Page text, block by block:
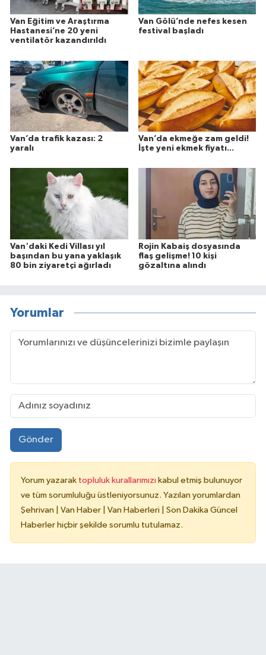
Van Eğitim ve Araştırma
Hastanesi’ne 20 yeni
ventilatör kazandırıldı
Van Gölü’nde nefes kesen
festival başladı
Van’da trafik kazası: 2
yaralı
Van’da ekmeğe zam geldi!
İşte yeni ekmek fiyatı...
Van'daki Kedi Villası yıl
başından bu yana yaklaşık
80 bin ziyaretçi ağırladı
Rojin Kabaiş dosyasında
flaş gelişme! 10 kişi
gözaltına alındı
Yorumlar
Gönder
Yorum yazarak topluluk kurallarımızı kabul etmiş bulunuyor
ve tüm sorumluluğu üstleniyorsunuz. Yazılan yorumlardan
Şehrivan | Van Haber | Van Haberleri | Son Dakika Güncel
Haberler hiçbir şekilde sorumlu tutulamaz.